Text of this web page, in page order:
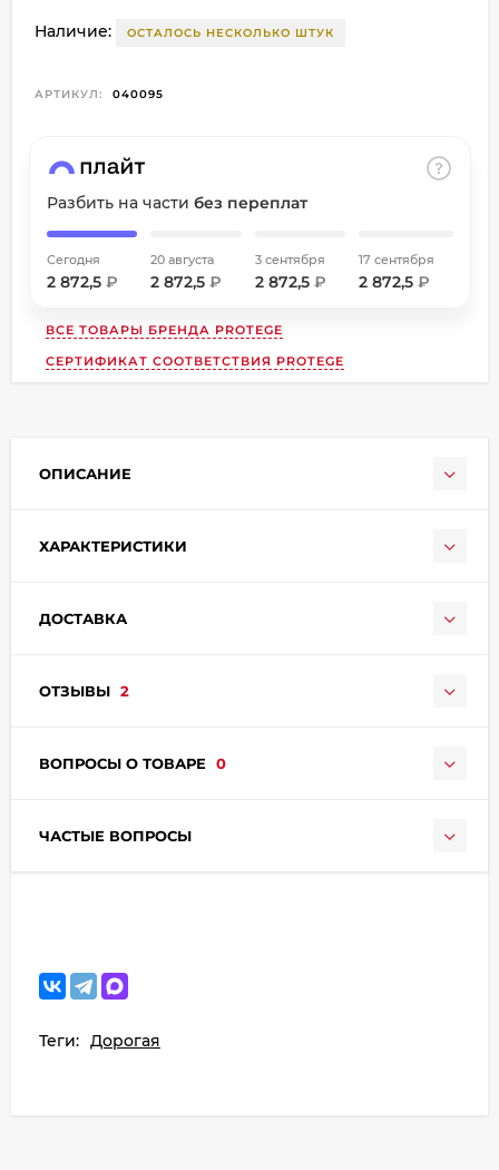
Наличие: ОСТАЛОСЬ НЕСКОЛЬКО ШТУК
АРТИКУЛ: 040095
Разбить на части без переплат
Сегодня
2 872,5 ₽
20 августа
2 872,5₽
3 сентября
2 872,5 ₽
17 сентября
2 872,5 ₽
ВСЕ ТОВАРЫ БРЕНДА PROTEGE
СЕРТИФИКАТ СООТВЕТСТВИЯ PROTEGE
ОПИСАНИЕ
ХАРАКТЕРИСТИКИ
ДОСТАВКА
ОТЗЫВЫ 2
ВОПРОСЫ О ТОВАРЕ 0
ЧАСТЫЕ ВОПРОСЫ
раз в 2 недели
Теги: Дорогая